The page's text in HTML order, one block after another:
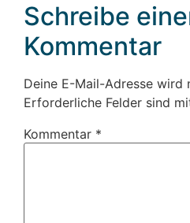
Schreibe
Kommentar
Deine E-Mail-Adresse
Erforderliche Felder sind
Kommentar *